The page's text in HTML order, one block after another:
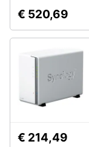
€ 520,69
€ 214,49